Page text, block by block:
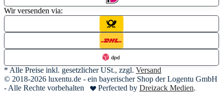
Wir versenden via:
* Alle Preise inkl. gesetzlicher USt., zzgl. Versand
© 2018-2026 luxentu.de - ein bayerischer Shop der Logentu GmbH
- Alle Rechte vorbehalten
Perfected by Dreizack Medien.